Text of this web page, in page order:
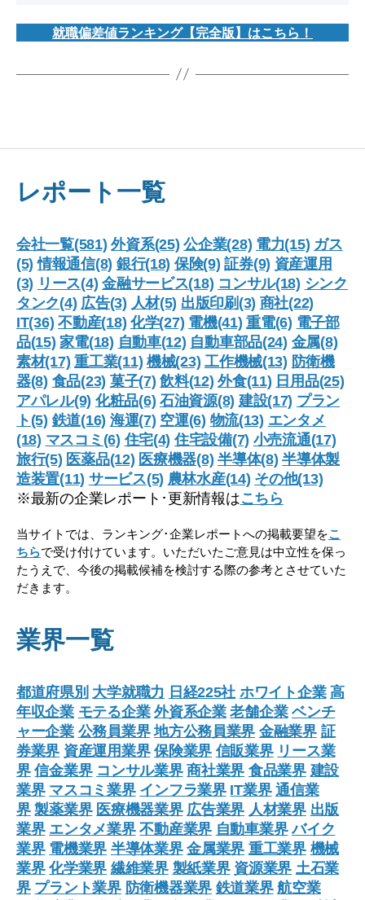
就職偏差値ランキング【完全版】はこちら！
レポート一覧
会社一覧(581) 外資系(25) 公企業(28) 電力(15) ガス
(5) 情報通信(8) 銀行(18) 保険(9) 証券(9) 資産運用
(3) リース(4) 金融サービス(18) コンサル(18) シンク
タンク(4) 広告(3) 人材(5) 出版印刷(3) 商社(22)
IT(36) 不動産(18) 化学(27) 電機(41) 重電(6) 電子部
品(15) 家電(18) 自動車(12) 自動車部品(24) 金属(8)
素材(17) 重工業(11) 機械(23) 工作機械(13) 防衛機
器(8) 食品(23) 菓子(7) 飲料(12) 外食(11) 日用品(25)
アパレル(9) 化粧品(6) 石油資源(8) 建設(17) プラン
ト(5) 鉄道(16) 海運(7) 空運(6) 物流(13) エンタメ
(18) マスコミ(6) 住宅(4) 住宅設備(7) 小売流通(17)
旅行(5) 医薬品(12) 医療機器(8) 半導体(8) 半導体製
造装置(11) サービス(5) 農林水産(14) その他(13)
※最新の企業レポート･更新情報はこちら
当サイトでは、ランキング･企業レポートへの掲載要望をこ
ちらで受け付けています。いただいたご意見は中立性を保っ
たうえで、今後の掲載候補を検討する際の参考とさせていた
だきます。
業界一覧
都道府県別 大学就職力 日経225社 ホワイト企業 高
年収企業 モテる企業 外資系企業 老舗企業 ベンチ
ャー企業 公務員業界 地方公務員業界 金融業界 証
券業界 資産運用業界 保険業界 信販業界 リース業
界 信金業界 コンサル業界 商社業界 食品業界 建設
業界 マスコミ業界 インフラ業界 IT業界 通信業
界 製薬業界 医療機器業界 広告業界 人材業界 出版
業界 エンタメ業界 不動産業界 自動車業界 バイク
業界 電機業界 半導体業界 金属業界 重工業界 機械
業界 化学業界 繊維業界 製紙業界 資源業界 土石業
界 プラント業界 防衛機器業界 鉄道業界 航空業